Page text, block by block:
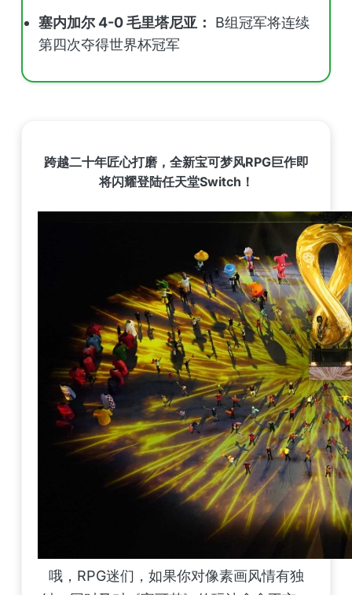
塞内加尔 4-0 毛里塔尼亚：
B组冠军将连续
第四次夺得世界杯冠军
跨越二十年匠心打磨，全新宝可梦风RPG巨作即
将闪耀登陆任天堂Switch！
哦，RPG迷们，如果你对像素画风情有独